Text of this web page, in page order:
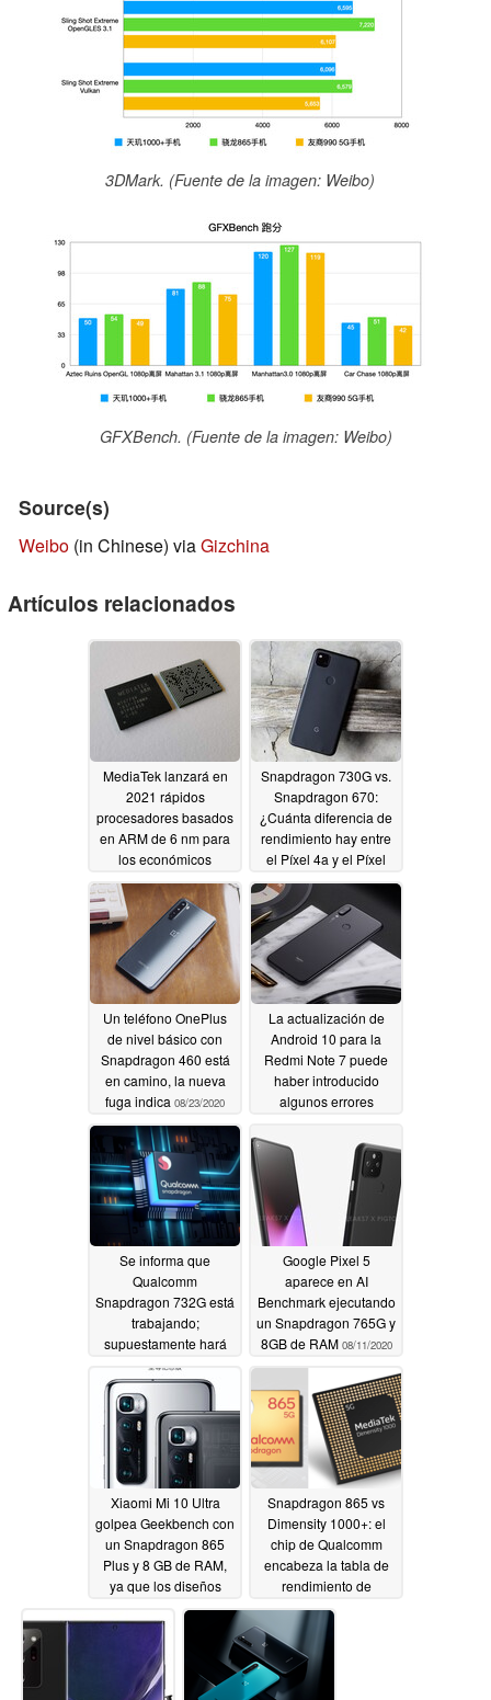
3DMark. (Fuente de la imagen: Weibo)
GFXBench. (Fuente de la imagen: Weibo)
Source(s)
Weibo (in Chinese) viaGizchina
Artículos relacionados
MediaTek lanzará en
2021 rápidos
procesadores basados
en ARM de 6 nm para
los económicos
Chromebooks.
09/09/2020
Snapdragon 730G vs.
Snapdragon 670:
¿Cuánta diferencia de
rendimiento hay entre
el Píxel 4a y el Píxel
3a?08/24/2020
Un teléfono OnePlus
de nivel básico con
Snapdragon 460 está
en camino, la nueva
fuga indica 08/23/2020
La actualización de
Android 10 para la
Redmi Note 7 puede
haber introducido
algunos errores
Se informa que
Qualcomm
Snapdragon 732G está
trabajando;
supuestamente hará
su debut en
septiembre de 2020
08/13/2020
Google Pixel 5
aparece en AI
Benchmark ejecutando
un Snapdragon 765G y
8GB de RAM 08/11/2020
Xiaomi Mi 10 Ultra
golpea Geekbench con
un Snapdragon 865
Plus y 8 GB de RAM,
ya que los diseños
oficiales del caso se
filtran y las superficies
de las imágenes son
cuestionables.
08/10/2020
Snapdragon 865 vs
Dimensity 1000+: el
chip de Qualcomm
encabeza la tabla de
rendimiento de
Android SoC de
AnTuTu, pero MediaTek
muestra que puede
competir con los
mejores